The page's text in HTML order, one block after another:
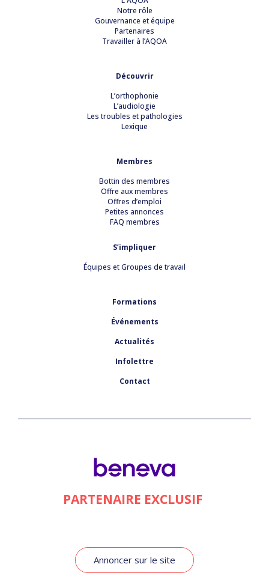
Notre rôle
Gouvernance et équipe
Partenaires
Travailler à l’AQOA
Découvrir
L’orthophonie
L’audiologie
Les troubles et pathologies
Lexique
Membres
Bottin des membres
Offre aux membres
Offres d’emploi
Petites annonces
FAQ membres
S’impliquer
Équipes et Groupes de travail
Formations
Événements
Actualités
Infolettre
Contact
PARTENAIRE EXCLUSIF
Annoncer sur le site